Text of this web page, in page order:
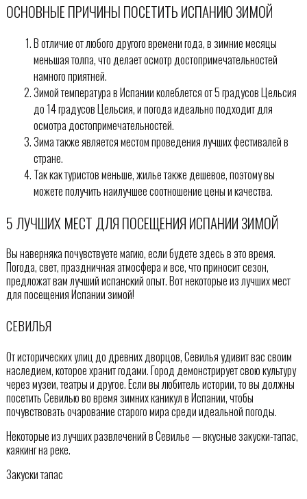
ОСНОВНЫЕ ПРИЧИНЫ ПОСЕТИТЬ ИСПАНИЮ ЗИМОЙ
В отличие от любого другого времени года, в зимние месяцы
меньшая толпа, что делает осмотр достопримечательностей
намного приятней.
Зимой температура в Испании колеблется от 5 градусов Цельсия
до 14 градусов Цельсия, и погода идеально подходит для
осмотра достопримечательностей.
Зима также является местом проведения лучших фестивалей в
стране.
Так как туристов меньше, жилье также дешевое, поэтому вы
можете получить наилучшее соотношение цены и качества.
5 ЛУЧШИХ МЕСТ ДЛЯ ПОСЕЩЕНИЯ ИСПАНИИ ЗИМОЙ
Вы наверняка почувствуете магию, если будете здесь в это время.
Погода, свет, праздничная атмосфера и все, что приносит сезон,
предложат вам лучший испанский опыт. Вот некоторые из лучших мест
для посещения Испании зимой!
СЕВИЛЬЯ
От исторических улиц до древних дворцов, Севилья удивит вас своим
наследием, которое хранит годами. Город демонстрирует свою культуру
через музеи, театры и другое. Если вы любитель истории, то вы должны
посетить Севилью во время зимних каникул в Испании, чтобы
почувствовать очарование старого мира среди идеальной погоды.
Некоторые из лучших развлечений в Севилье — вкусные закуски-тапас,
каякинг на реке.
Закуски тапас